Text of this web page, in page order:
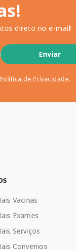
direto no e-mail!
Enviar
Política de Privacidade.
Vacinas
Exames
Serviços
Convenios